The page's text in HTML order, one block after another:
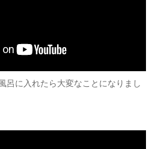
呂に入れたら大変なことになりまし